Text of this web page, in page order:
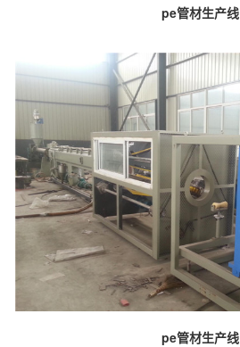
pe管材生产线
pe管材生产线